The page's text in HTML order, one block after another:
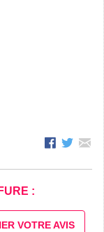
:
VOTRE AVIS